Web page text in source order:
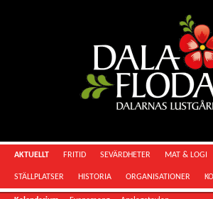
AKTUELLT FRITID SEVÄRDHETER MAT & LOGI
STÄLLPLATSER HISTORIA ORGANISATIONER